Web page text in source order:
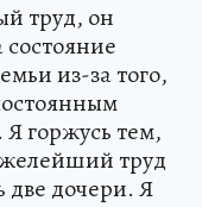
труд, он
из-за того,
Я горжусь тем,
труд
две дочери. Я